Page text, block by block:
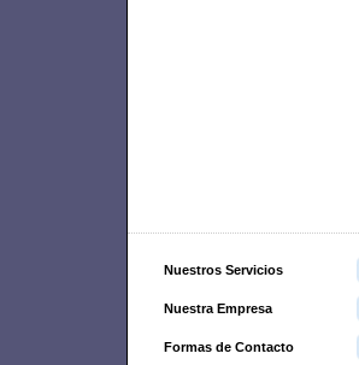
Nuestros Servicios
Nuestra Empresa
Formas de Contacto